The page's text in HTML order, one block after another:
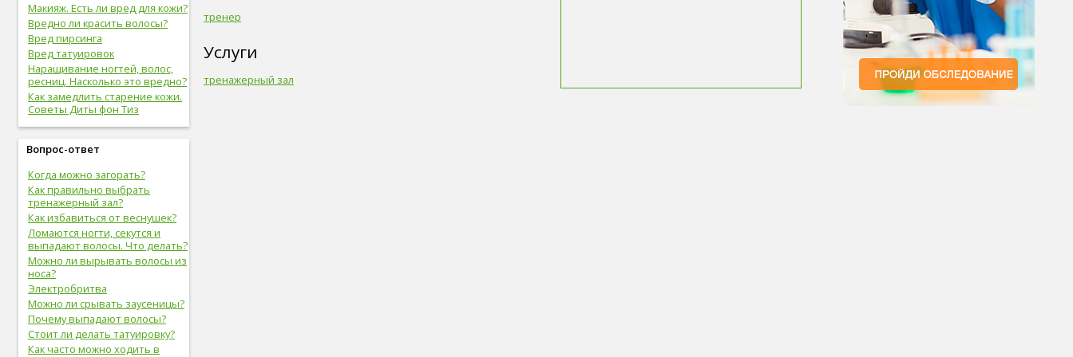
Макияж. Есть ли вред для кожи?
Вредно ли красить волосы?
Вред пирсинга
Вред татуировок
Наращивание ногтей, волос,
ресниц. Насколько это вредно?
Как замедлить старение кожи.
Советы Диты фон Тиз
Вопрос-ответ
Когда можно загорать?
Как правильно выбрать
тренажерный зал?
Как избавиться от веснушек?
Ломаются ногти, секутся и
выпадают волосы. Что делать?
Можно ли вырывать волосы из
носа?
Электробритва
Можно ли срывать заусеницы?
Почему выпадают волосы?
Стоит ли делать татуировку?
Как часто можно ходить в
тренер
Услуги
тренажерный зал